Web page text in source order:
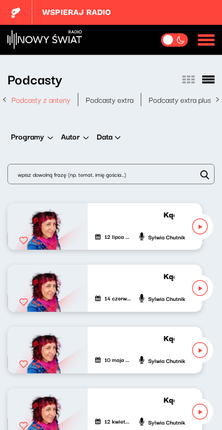
WSPIERAJ RADIO
Podcasty
Podcasty z anteny Podcasty extra Podcasty extra plus
Programy Autor Data
Kącik różowej
12 lipca 2026 Sylwia Chutnik
Kącik różowej
14 czerwca 2026 Sylwia Chutnik
Kącik różowej
10 maja 2026 Sylwia Chutnik
Kącik różowej
12 kwietnia 2026 Sylwia Chutnik